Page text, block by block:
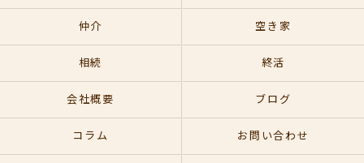
仲介 空き家
相続 終活
会社概要 ブログ
コラム お問い合わせ